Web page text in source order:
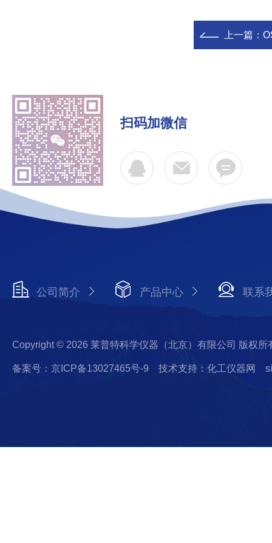
上一篇：
扫码加微信
公司简介 产品中心 联系
Copyright © 2026 莱普特科学仪器（北京）有限公司 版权所
备案号：京ICP备13027465号-9 技术支持：化工仪器网